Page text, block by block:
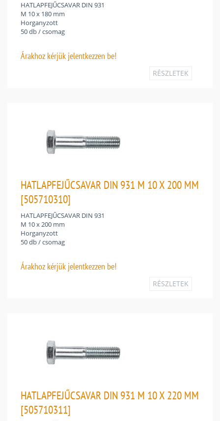
HATLAPFEJŰCSAVAR DIN 931
M 10 x 180 mm
Horganyzott
50 db / csomag
Árakhoz kérjük jelentkezzen be!
RÉSZLETEK
HATLAPFEJŰCSAVAR DIN 931 M 10 X 200 MM
[505710310]
HATLAPFEJŰCSAVAR DIN 931
M 10 x 200 mm
Horganyzott
50 db / csomag
Árakhoz kérjük jelentkezzen be!
RÉSZLETEK
HATLAPFEJŰCSAVAR DIN 931 M 10 X 220 MM
[505710311]